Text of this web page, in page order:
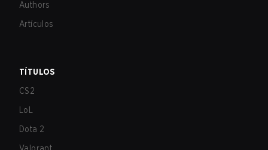
Authors
Artículos
TÍTULOS
CS2
LoL
Dota 2